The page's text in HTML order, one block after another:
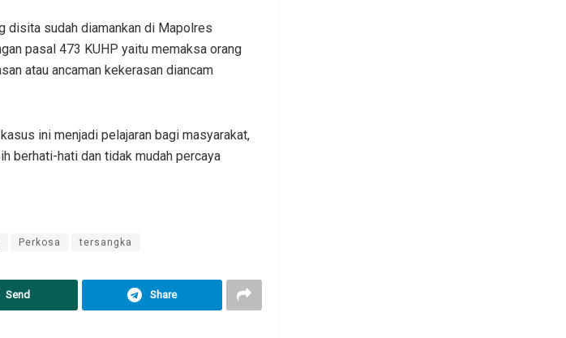
disita sudah diamankan di Mapolres
pasal 473 KUHP yaitu memaksa orang
atau ancaman kekerasan diancam
ini menjadi pelajaran bagi masyarakat,
berhati-hati dan tidak mudah percaya
Perkosa tersangka
Send Share